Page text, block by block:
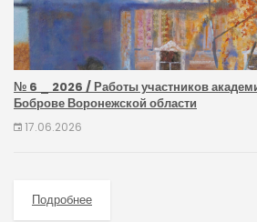
№ 6 _ 2026 / Работы участников
Боброве Воронежской области
17.06.2026
Подробнее